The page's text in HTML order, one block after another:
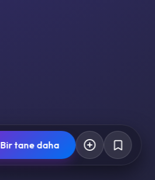
Bir tane daha